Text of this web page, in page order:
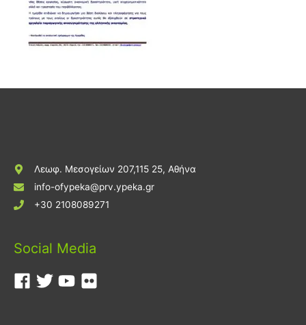
Λεωφ. Μεσογείων 207,115 25, Αθήνα
info-ofypeka@prv.ypeka.gr
+30 2108089271
Social Media